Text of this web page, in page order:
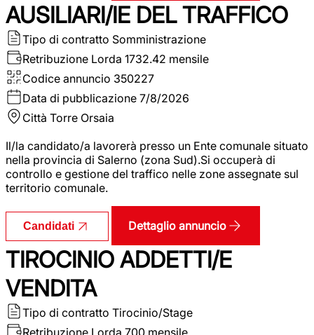
AUSILIARI/IE DEL TRAFFICO
Tipo di contratto Somministrazione
Retribuzione Lorda 1732.42 mensile
Codice annuncio 350227
Data di pubblicazione 7/8/2026
Città Torre Orsaia
Il/la candidato/a lavorerà presso un Ente comunale situato
nella provincia di Salerno (zona Sud).Si occuperà di
controllo e gestione del traffico nelle zone assegnate sul
territorio comunale.
Candidati Dettaglio annuncio
TIROCINIO ADDETTI/E
VENDITA
Tipo di contratto Tirocinio/Stage
Retribuzione Lorda 700 mensile